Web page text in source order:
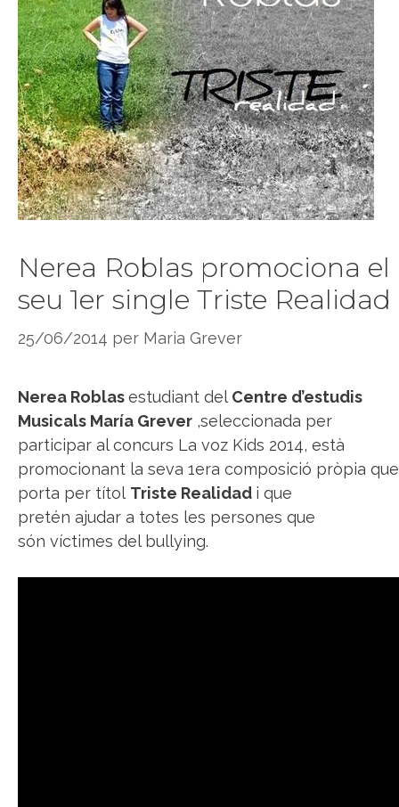
Nerea Roblas promociona el
seu 1er single Triste Realidad
25/06/2014 per Maria Grever
Nerea Roblasestudiant delCentre d’estudis
Musicals María Grever ,seleccionada per
participar al concurs La voz Kids 2014, està
promocionant la seva 1era composició pròpia que
porta per títol Triste Realidad i que
pretén ajudar a totes les persones que
són víctimes del bullying.